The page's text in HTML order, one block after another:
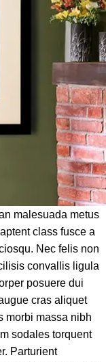
malesuada metus
class fusce a
Nec felis non
convallis ligula
posuere dui
cras aliquet
morbi massa nibh
sodales torquent
Parturient